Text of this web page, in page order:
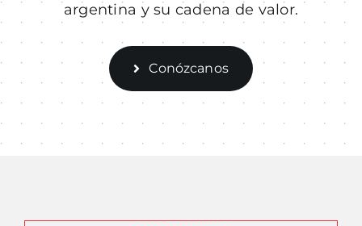
argentina y su cadena de valor.
Conózcanos